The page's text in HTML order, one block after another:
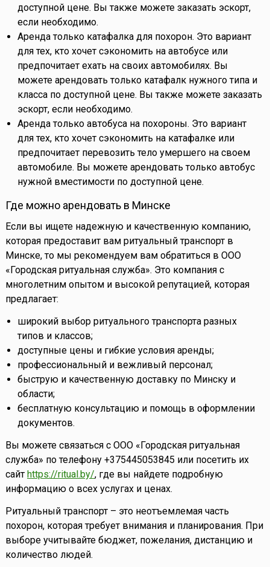
доступной цене. Вы также можете заказать эскорт,
если необходимо.
Аренда только катафалка для похорон. Это вариант
для тех, кто хочет сэкономить на автобусе или
предпочитает ехать на своих автомобилях. Вы
можете арендовать только катафалк нужного типа и
класса по доступной цене. Вы также можете заказать
эскорт, если необходимо.
Аренда только автобуса на похороны. Это вариант
для тех, кто хочет сэкономить на катафалке или
предпочитает перевозить тело умершего на своем
автомобиле. Вы можете арендовать только автобус
нужной вместимости по доступной цене.
Где можно арендовать в Минске
Если вы ищете надежную и качественную компанию,
которая предоставит вам ритуальный транспорт в
Минске, то мы рекомендуем вам обратиться в ООО
«Городская ритуальная служба». Это компания с
многолетним опытом и высокой репутацией, которая
предлагает:
широкий выбор ритуального транспорта разных
типов и классов;
доступные цены и гибкие условия аренды;
профессиональный и вежливый персонал;
быструю и качественную доставку по Минску и
области;
бесплатную консультацию и помощь в оформлении
документов.
Вы можете связаться с ООО «Городская ритуальная
служба» по телефону +375445053845 или посетить их
сайт https://ritual.by/, где вы найдете подробную
информацию о всех услугах и ценах.
Ритуальный транспорт – это неотъемлемая часть
похорон, которая требует внимания и планирования. При
выборе учитывайте бюджет, пожелания, дистанцию и
количество людей.